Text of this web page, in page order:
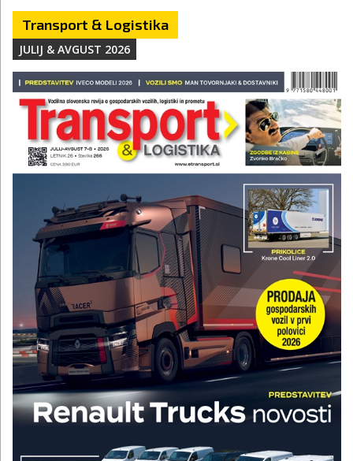
Transport & Logistika
JULIJ & AVGUST 2026